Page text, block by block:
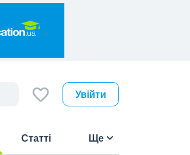
Увійти
Статті Ще